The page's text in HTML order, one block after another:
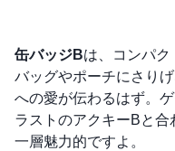
缶バッジBは、コンパ
バッグやポーチにさり
への愛が伝わるはず。
ラストのアクキーBと合
一層魅力的ですよ。